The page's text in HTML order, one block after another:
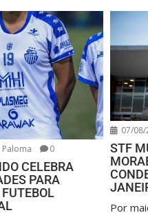
Paloma 0
CELEBRA
PARA
07/
STF
Por